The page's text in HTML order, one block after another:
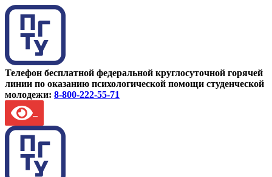
Телефон бесплатной федеральной круглосуточной горячей
линии по оказанию психологической помощи студенческой
молодежи: 8-800-222-55-71